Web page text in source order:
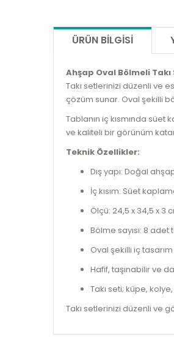
ÜRÜN BILGISI
Ahşap Oval Bölmeli
Takı setlerinizi düzenli ve
çözüm sunar. Oval şekilli
Tablanın iç kısmında süet
ve kaliteli bir görünüm
Teknik Özellikler:
Dış yapı: Doğal
İç kısım: Süet
Ölçü: 24,5 x 34,5 x 3
Bölme sayısı: 8 adet
Oval şekilli iç tasarım
Hafif, taşınabilir ve
Takı seti; küpe,
Takı setlerinizi düzenli ve